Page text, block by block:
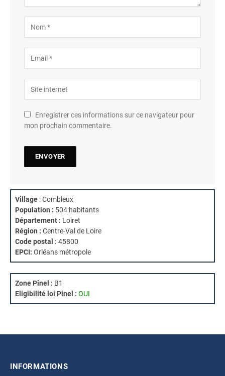
Enregistrer ces informations sur ce navigateur pour
mon prochain commentaire.
Village : Combleux
Population : 504 habitants
Département : Loiret
Région : Centre-Val de Loire
Code postal : 45800
EPCI: Orléans métropole
Zone Pinel : B1
Eligibilité loi Pinel : OUI
INFORMATIONS